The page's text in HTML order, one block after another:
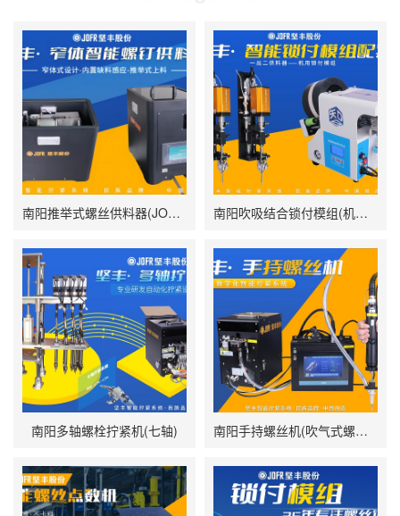
南阳推举式螺丝供料器(JOFR-828MS) 南阳吹吸结合锁付模组(机用智能电批DP-DXL-001搭载吹气式螺丝供料器DWS-102)
南阳多轴螺栓拧紧机(七轴) 南阳手持螺丝机(吹气式螺丝供料器JOFR-816MC搭载手持智能电批DP-HXL-003)